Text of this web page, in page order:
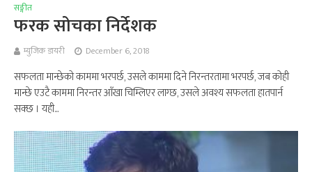
सङ्गीत
फरक सोचका निर्देशक
म्युजिक डायरी December 6, 2018
सफलता मान्छेको काममा भरपर्छ, उसले काममा दिने निरन्तरतामा भरपर्छ, जब कोही
मान्छे एउटै काममा निरन्तर आँखा चिम्लिएर लाग्छ, उसले अवश्य सफलता हातपार्न
सक्छ । यही...